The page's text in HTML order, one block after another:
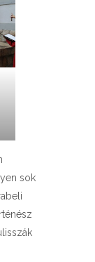
sok